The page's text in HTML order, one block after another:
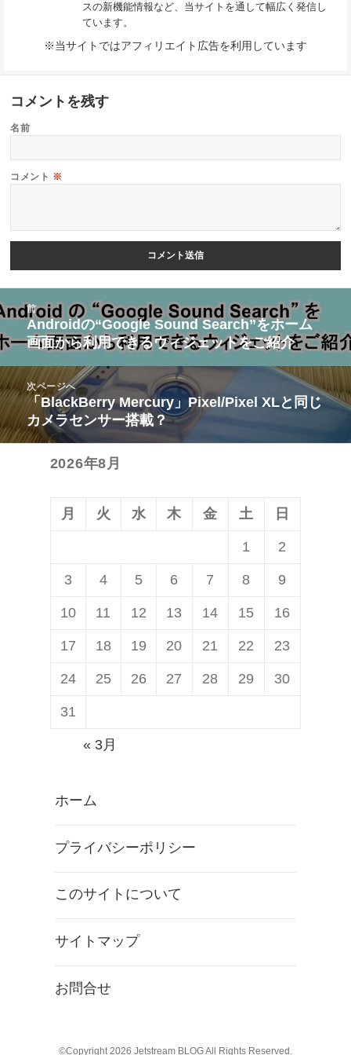
スの新機能情報など、当サイトを通して幅広く発信し
ています。
※当サイトではアフィリエイト広告を利用しています
コメントを残す
名前
コメント ※
投
稿
ナ
ビ
ゲ
ー
シ
前
前
の
投
稿:
Androidの“Google Sound Search”をホーム
画面から利用できるウィジェットをご紹介
次ページへ
次
の
投
「BlackBerry Mercury」Pixel/Pixel XLと同じ
カメラセンサー搭載？
2026年8月
月 火 水 木 金 土 日
1 2
3 4 5 6 7 8 9
10 11 12 13 14 15 16
17 18 19 20 21 22 23
24 25 26 27 28 29 30
31
« 3月
ホーム
プライバシーポリシー
このサイトについて
サイトマップ
お問合せ
©Copyright 2026 Jetstream BLOGAll Rights Reserved.